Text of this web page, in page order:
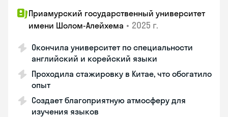
Приамурский государственный университет
имени Шолом-Алейхема • 2025 г.
Окончила университет по специальности
английский и корейский языки
Проходила стажировку в Китае, что обогатило
опыт
Создает благоприятную атмосферу для
изучения языков